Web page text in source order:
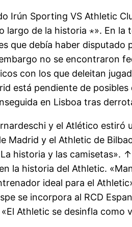
Irún Sporting VS Athletic
largo de la historia ⋆». En
que debía haber disputado
no se encontraron
con los que deleitan
está pendiente de posibles
en Lisboa tras
y el Atlético estiró
Madrid y el Athletic de
historia y las camisetas».
la historia del Athletic.
ideal para el
se incorpora al RCD
Athletic se desinfla como